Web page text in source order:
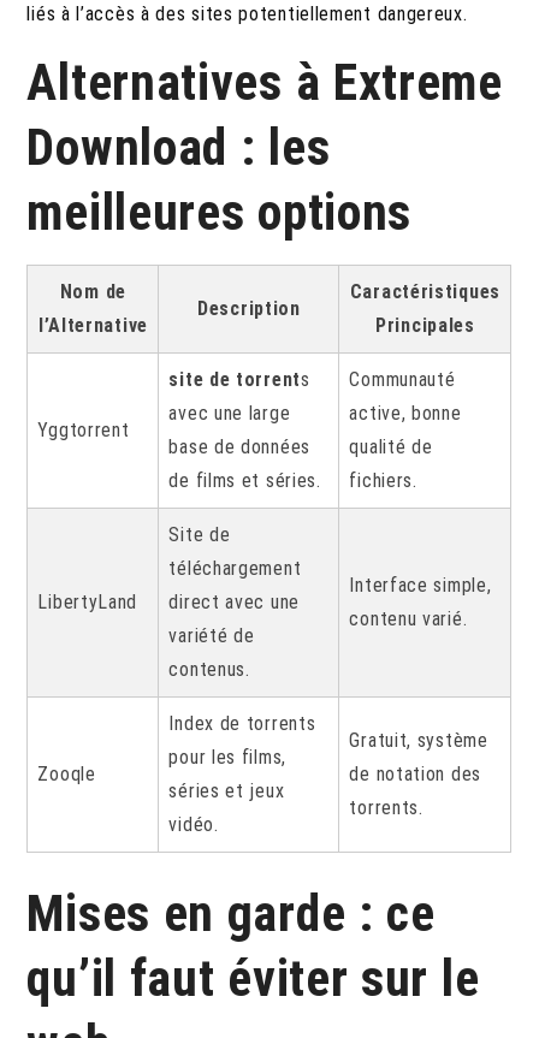
liés à l’accès à des sites potentiellement dangereux.
Alternatives à Extreme
Download : les
meilleures options
Nom de
l’Alternative
Description
Caractéristiques
Principales
Yggtorrent
site de torrents
avec une large
base de données
de films et séries.
Communauté
active, bonne
qualité de
fichiers.
LibertyLand
Site de
téléchargement
direct avec une
variété de
contenus.
Interface simple,
contenu varié.
Zooqle
Index de torrents
pour les films,
séries et jeux
vidéo.
Gratuit, système
de notation des
torrents.
Mises en garde : ce
qu’il faut éviter sur le